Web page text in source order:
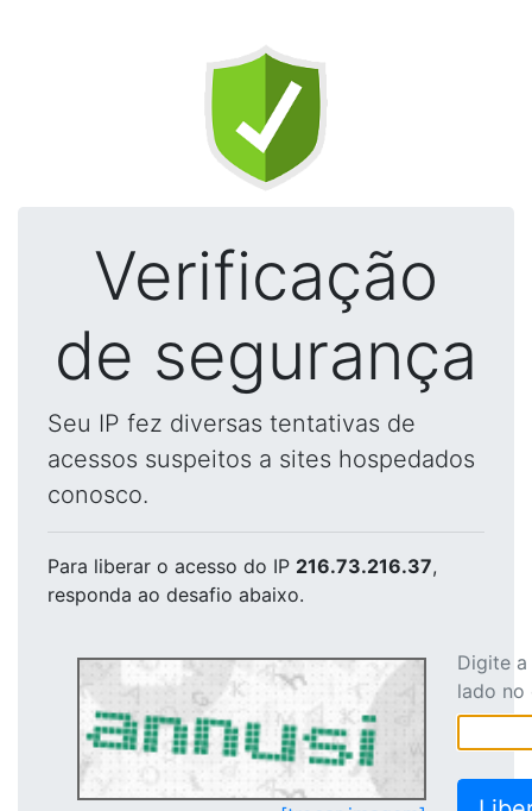
Verificação
de segurança
Seu IP fez diversas tentativas de
acessos suspeitos a sites hospedados
conosco.
Para liberar o acesso do IP 216.73.216.37,
responda ao desafio abaixo.
Digite
lado no